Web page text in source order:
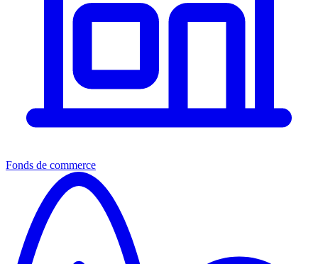
Fonds de commerce